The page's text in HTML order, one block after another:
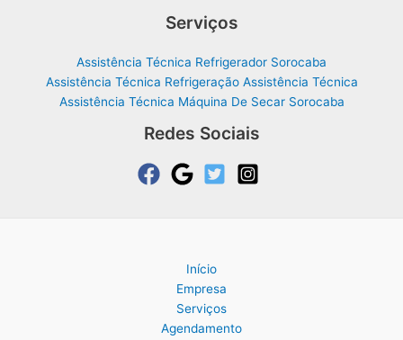
Serviços
Assistência Técnica Refrigerador Sorocaba
Assistência Técnica Refrigeração Assistência Técnica
Assistência Técnica Máquina De Secar Sorocaba
Redes Sociais
Início
Empresa
Serviços
Agendamento